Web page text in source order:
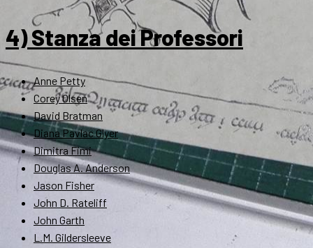
4) Stanza dei Professori
Anne Petty
Corey Olsen
David Bratman
Diana Pavlac Glyer
Dimitra Fimi
Douglas A. Anderson
Jason Fisher
John D. Rateliff
John Garth
L.M. Gildersleeve